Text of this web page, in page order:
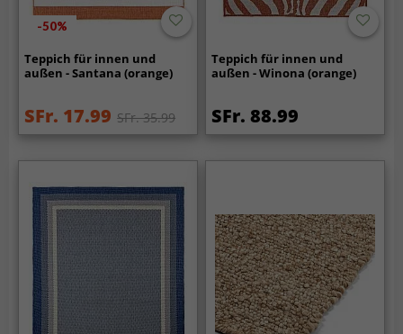
-50%
Teppich für innen und
außen - Santana (orange)
SFr. 17.99 SFr. 35.99
Teppich für innen und
außen - Winona (orange)
SFr. 88.99